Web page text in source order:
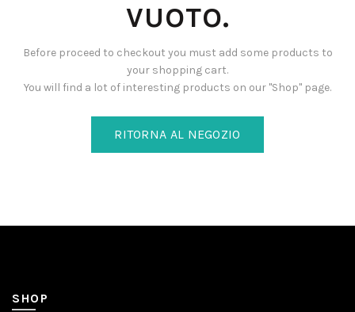
VUOTO.
Before proceed to checkout you must add some products to
your shopping cart.
You will find a lot of interesting products on our "Shop" page.
RITORNA AL NEGOZIO
SHOP